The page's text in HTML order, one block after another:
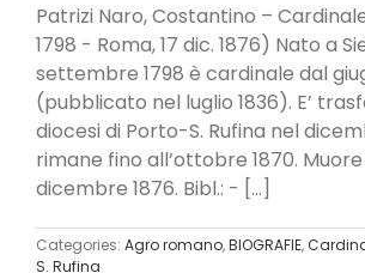
Patrizi Naro, Costantino –
1798 - Roma, 17 dic. 1876) Nato a
settembre 1798 è cardinale dal
(pubblicato nel luglio 1836). E’
diocesi di Porto-S. Rufina nel
rimane fino all’ottobre 1870. Muore
dicembre 1876. Bibl.: - [...]
Categories: Agro romano,BIOGRAFIE,
S. Rufina